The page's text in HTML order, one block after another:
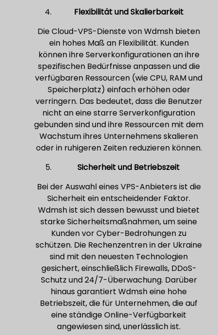
Flexibilität und Skalierbarkeit
Die Cloud-VPS-Dienste von Wdmsh bieten
ein hohes Maß an Flexibilität. Kunden
können ihre Serverkonfigurationen an ihre
spezifischen Bedürfnisse anpassen und die
verfügbaren Ressourcen (wie CPU, RAM und
Speicherplatz) einfach erhöhen oder
verringern. Das bedeutet, dass die Benutzer
nicht an eine starre Serverkonfiguration
gebunden sind und ihre Ressourcen mit dem
Wachstum ihres Unternehmens skalieren
oder in ruhigeren Zeiten reduzieren können.
Sicherheit und Betriebszeit
Bei der Auswahl eines VPS-Anbieters ist die
Sicherheit ein entscheidender Faktor.
Wdmsh ist sich dessen bewusst und bietet
starke Sicherheitsmaßnahmen, um seine
Kunden vor Cyber-Bedrohungen zu
schützen. Die Rechenzentren in der Ukraine
sind mit den neuesten Technologien
gesichert, einschließlich Firewalls, DDoS-
Schutz und 24/7-Überwachung. Darüber
hinaus garantiert Wdmsh eine hohe
Betriebszeit, die für Unternehmen, die auf
eine ständige Online-Verfügbarkeit
angewiesen sind, unerlässlich ist.